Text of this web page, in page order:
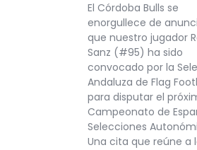
El Córdoba Bulls se
enorgullece de
que nuestro jugador
Sanz (#95) ha sido
convocado por la
Andaluza de Flag
para disputar el
Campeonato de
Selecciones
Una cita que reúne a